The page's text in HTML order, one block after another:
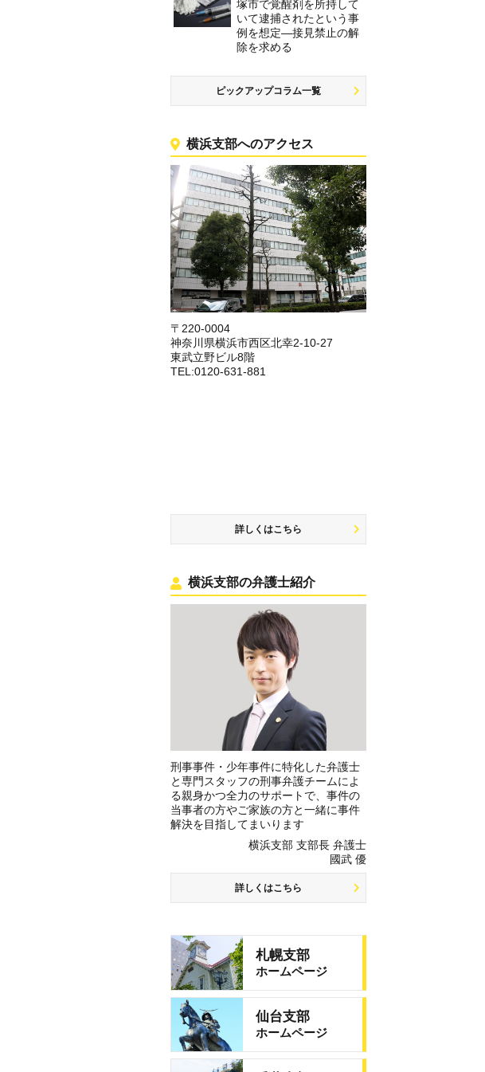
塚市で覚醒剤を所持して
いて逮捕されたという事
例を想定―接見禁止の解
除を求める
ピックアップコラム一覧
横浜支部へのアクセス
〒220-0004
神奈川県横浜市西区北幸2-10-27
東武立野ビル8階
TEL:0120-631-881
詳しくはこちら
横浜支部の弁護士紹介
刑事事件・少年事件に特化した弁護士
と専門スタッフの刑事弁護チームによ
る親身かつ全力のサポートで、事件の
当事者の方やご家族の方と一緒に事件
解決を目指してまいります
横浜支部 支部長 弁護士
國武 優
詳しくはこちら
札幌支部
ホームページ
仙台支部
ホームページ